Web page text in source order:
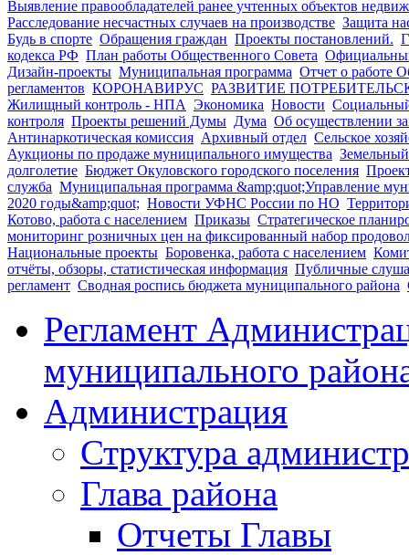
Выявление правообладателей ранее учтенных объектов
Расследование несчастных случаев на производстве Защита
Будь в спорте Обращения граждан Проекты постановлений.
кодекса РФ План работы Общественного Совета
Дизайн-проекты Муниципальная программа Отчет о работе
регламентов КОРОНАВИРУС РАЗВИТИЕ
Жилищный контроль - НПА Экономика Новости
контроля Проекты решений Думы Дума Об осуществлении
Антинаркотическая комиссия Архивный отдел Сельское
Аукционы по продаже муниципального имущества
долголетие Бюджет Окуловского городского поселения
служба Муниципальная программа &amp;quot;Управление
2020 годы&amp;quot; Новости УФНС России по НО
Котово, работа с населением Приказы Стратегическое
мониторинг розничных цен на фиксированный набор
Национальные проекты Боровенка, работа с населением
отчёты, обзоры, статистическая информация Публичные
регламент Сводная роспись бюджета муниципального района
Регламент
муниципального
Администрация
Структура
Глава района
Отчеты Главы